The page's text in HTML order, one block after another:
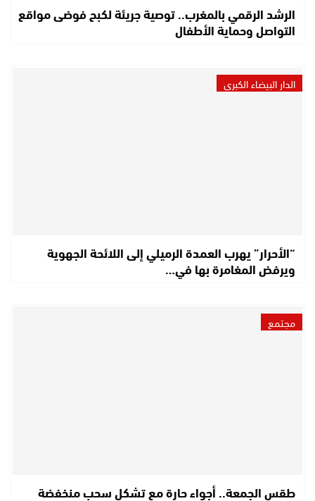
الرشد الرقمي بالمغرب.. توصية جريئة لكبح فوضى مواقع
التواصل وحماية الأطفال
الدار البيضاء الكبرى
“الأحرار” يهرب العمدة الرميلي إلى اللائحة الجهوية
ويرفض المغامرة بها في…
مجتمع
طقس الجمعة.. أجواء حارة مع تشكل سحب منخفضة